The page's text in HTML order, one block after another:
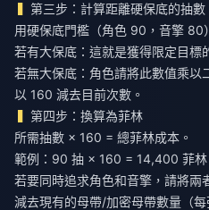
第三步：計算距離硬保底的抽數
用硬保底門檻（角色 90，音擎 80
若有大保底：這就是獲得限定目標
若無大保底：角色請將此數值乘
以 160 減去目前次數。
第四步：換算為菲林
所需抽數 × 160 = 總菲林成本。
範例：90 抽 × 160 = 14,400 菲林
若要同時追求角色和音擎，請將兩
減去現有的母帶/加密母帶數量（